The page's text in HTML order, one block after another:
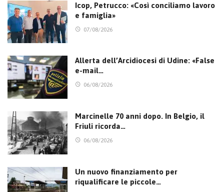
Icop, Petrucco: «Così conciliamo lavoro
e famiglia»
07/08/2026
Allerta dell’Arcidiocesi di Udine: «False
e-mail…
06/08/2026
Marcinelle 70 anni dopo. In Belgio, il
Friuli ricorda…
06/08/2026
Un nuovo finanziamento per
riqualificare le piccole…